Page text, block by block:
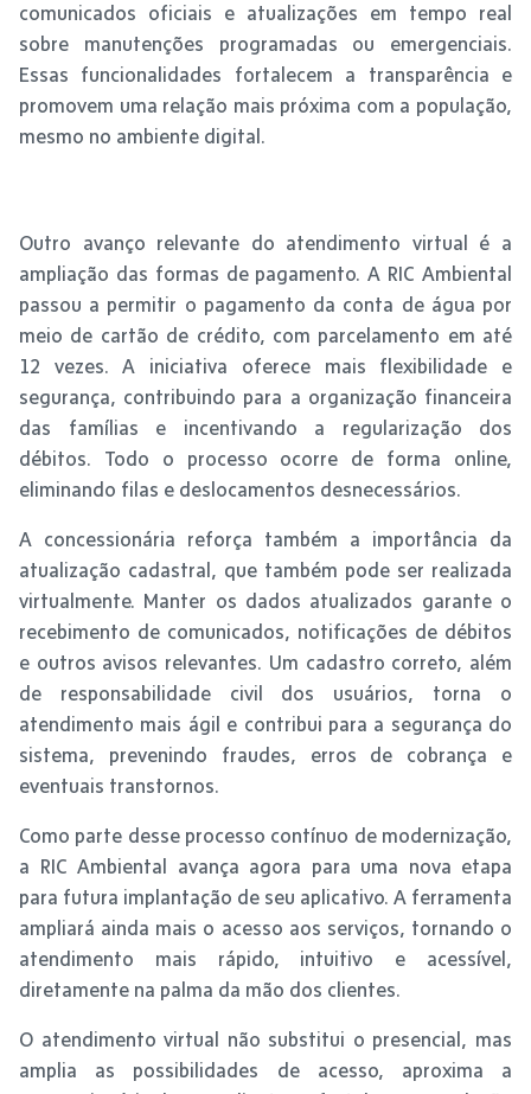
comunicados oficiais e atualizações em tempo real
sobre manutenções programadas ou emergenciais.
Essas funcionalidades fortalecem a transparência e
promovem uma relação mais próxima com a população,
mesmo no ambiente digital.
Outro avanço relevante do atendimento virtual é a
ampliação das formas de pagamento. A RIC Ambiental
passou a permitir o pagamento da conta de água por
meio de cartão de crédito, com parcelamento em até
12 vezes. A iniciativa oferece mais flexibilidade e
segurança, contribuindo para a organização financeira
das famílias e incentivando a regularização dos
débitos. Todo o processo ocorre de forma online,
eliminando filas e deslocamentos desnecessários.
A concessionária reforça também a importância da
atualização cadastral, que também pode ser realizada
virtualmente. Manter os dados atualizados garante o
recebimento de comunicados, notificações de débitos
e outros avisos relevantes. Um cadastro correto, além
de responsabilidade civil dos usuários, torna o
atendimento mais ágil e contribui para a segurança do
sistema, prevenindo fraudes, erros de cobrança e
eventuais transtornos.
Como parte desse processo contínuo de modernização,
a RIC Ambiental avança agora para uma nova etapa
para futura implantação de seu aplicativo. A ferramenta
ampliará ainda mais o acesso aos serviços, tornando o
atendimento mais rápido, intuitivo e acessível,
diretamente na palma da mão dos clientes.
O atendimento virtual não substitui o presencial, mas
amplia as possibilidades de acesso, aproxima a